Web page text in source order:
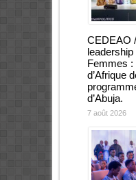
CEDEAO
leadership
Femmes :
d’Afrique
d’Abuja.
7 août 2026